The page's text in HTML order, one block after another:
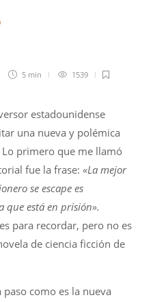
5 min 1539
estadounidense
una nueva y polémica
Lo primero que me llamó
fue la frase: «La mejor
se escape es
que está en prisión».
para recordar, pero no es
de ciencia ficción de
como es la nueva